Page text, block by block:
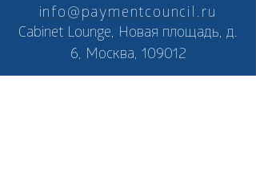
info@paymentcouncil.ru
Cabinet Lounge, Новая площадь, д.
6, Москва, 109012
© 2019, Национальная платежная